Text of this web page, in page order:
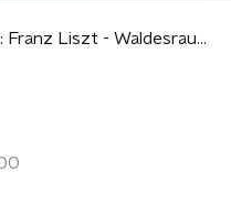
Lekkere Track: Franz Liszt - Waldesrauschen